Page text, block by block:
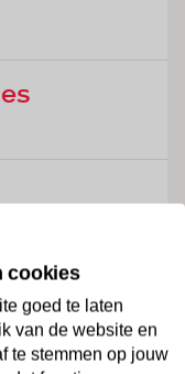
is graag bij
een
draagt
cookies
goed te laten
van de website en
te stemmen op jouw